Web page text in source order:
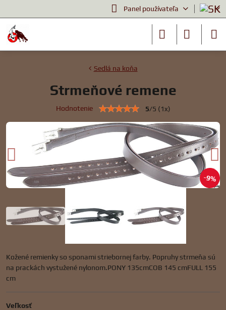
Panel používateľa
9%
Sedlá na koňa
Strmeňové remene
Hodnotenie 5/5 (1x)
Kožené remienky so sponami striebornej farby. Popruhy strmeňa sú
na prackách vystužené nylonom.PONY 135cmCOB 145 cmFULL 155
cm
Veľkosť